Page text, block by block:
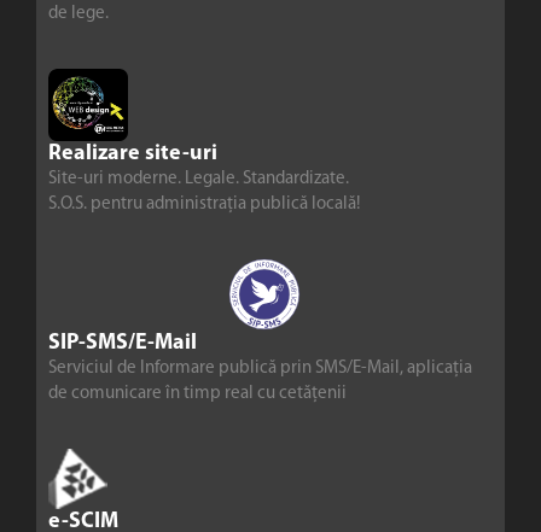
de lege.
Realizare site-uri
Site-uri moderne. Legale. Standardizate.
S.O.S. pentru administrația publică locală!
SIP-SMS/E-Mail
Serviciul de Informare publică prin SMS/E-Mail, aplicația
de comunicare în timp real cu cetățenii
e-SCIM